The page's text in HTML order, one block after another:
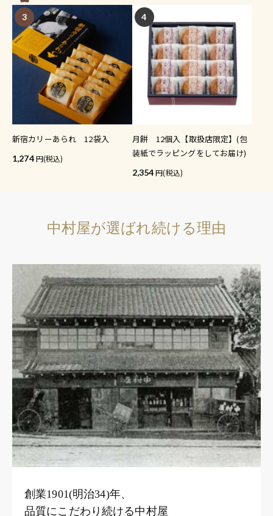
3
新宿カリーあられ 12袋入
1,274 (税込)
4
月餅 12個入【取扱店限定】(包
装紙でラッピングをしてお届け)
2,354 (税込)
中村屋が選ばれ続ける理由
創業1901(明治34)年、
品質にこだわり続ける中村屋